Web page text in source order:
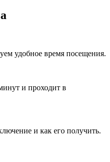
удобное время посещения.
и проходит в
и как его получить.